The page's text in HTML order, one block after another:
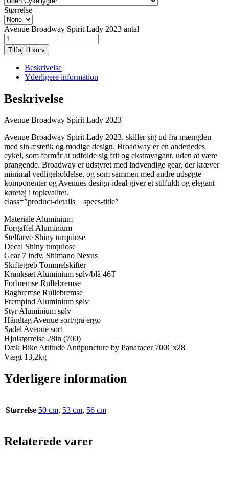
Størrelse
Avenue Broadway Spirit Lady 2023 antal
Tilføj til kurv
Beskrivelse
Yderligere information
Beskrivelse
Avenue Broadway Spirit Lady 2023
Avenue Broadway Spirit Lady 2023. skiller sig ud fra mængden
med sin æstetik og modige design. Broadway er en anderledes
cykel, som formår at udfolde sig frit og ekstravagant, uden at være
prangende. Broadway er udstyret med indvendige gear, der kræver
minimal vedligeholdelse, og som sammen med andre udsøgte
komponenter og Avenues design-ideal giver et stilfuldt og elegant
køretøj i topkvalitet.
class=”product-details__specs-title”
Materiale Aluminium
Forgaffel Aluminium
Stelfarve Shiny turquiose
Decal Shiny turquiose
Gear 7 indv. Shimano Nexus
Skiftegreb Tommelskifter
Kranksæt Aluminium sølv/blå 46T
Forbremse Rullebremse
Bagbremse Rullebremse
Frempind Aluminium sølv
Styr Aluminium sølv
Håndtag Avenue sort/grå ergo
Sadel Avenue sort
Hjulstørrelse 28in (700)
Dæk Bike Attitude Antipuncture by Panaracer 700Cx28
Vægt 13,2kg
Yderligere information
Størrelse 50 cm, 53 cm, 56 cm
Relaterede varer